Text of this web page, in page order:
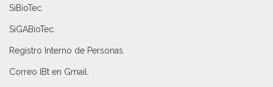
SiBioTec
SiGABioTec.
Registro Interno de Personas
Correo IBt en Gmail